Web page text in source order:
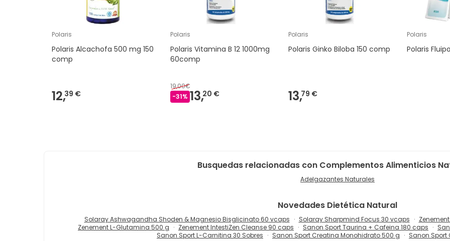
Polaris
Polaris Alcachofa 500 mg 150
comp
12,39 €
Polaris
Polaris Vitamina B 12 1000mg
60comp
19,00€
-31% 13,20 €
Polaris
Polaris Ginko Biloba 150 comp
13,79 €
Polaris
Polaris
Busquedas relacionadas con Complementos Alimenticios
Adelgazantes Naturales
Novedades Dietética Natural
Solaray Ashwagandha Shoden & Magnesio Bisglicinato 60 vcaps Solaray Sharpmind Focus 30 vcaps
Zenement L-Glutamina 500 g
Zenement IntestiZen Cleanse 90 caps Sanon Sport Taurina + Cafeina 180 caps
Sanon Sport L-Carnitina 30 Sobres
Sanon Sport Creatina Monohidrato 500 g Sanon Sport